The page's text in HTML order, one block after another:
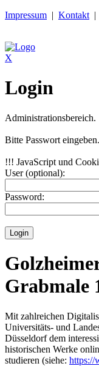
Impressum | Kontakt |
X
Login
Administrationsbereich.
Bitte Passwort eingeben.
!!! JavaScript und
User (optional):
Password:
Grabmale
Mit zahlreichen
Universitäts- und
Düsseldorf dem
historischen Werke
studieren (siehe: https://